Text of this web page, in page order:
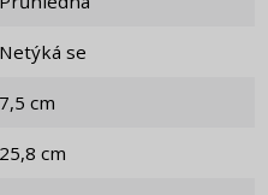
Netýká se
7,5 cm
25,8 cm